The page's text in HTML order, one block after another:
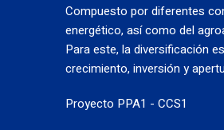
Compuesto por diferentes
energético, así como del
Para este, la diversificación
crecimiento, inversión y
Proyecto PPA1 - CCS1